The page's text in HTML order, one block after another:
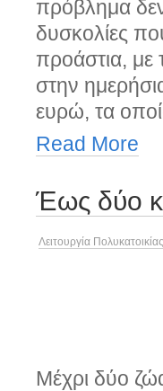
πρόβλημα δεν
δυσκολίες
προάστια, με
στην
ευρώ, τα
Read More
Έως δύο
Λειτουργία Πολυκατοικίας
Μέχρι δύο